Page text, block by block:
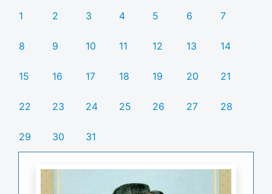
1
2 3 4 5 6 7
8 9 10 11 12 13 14
15 16 17 18 19 20 21
22 23 24 25 26 27 28
29 30 31